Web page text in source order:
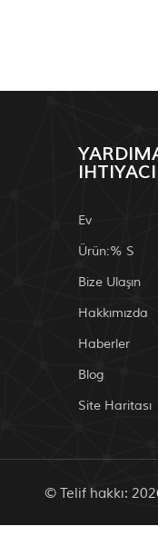
Ev
Ürün:% S
Bize Ulaşın
Hakkımızda
Haberler
Blog
Site Haritası
© Telif hakkı: